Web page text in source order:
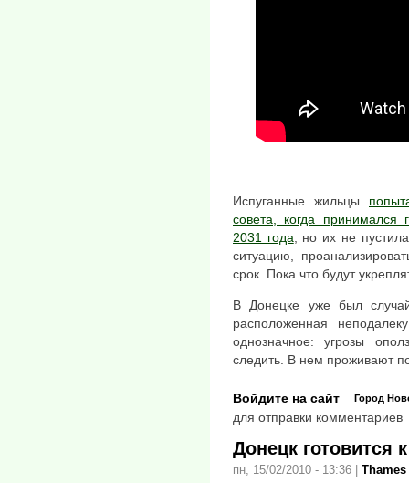
Испуганные жильцы
совета, когда принимался
2031 года , но их не
ситуацию,
срок. Пока что будут
В Донецке уже был
расположенная
однозначное: угрозы
следить. В нем проживают
Город
Войдите на сайт
для отправки комментариев
Донецк
пн, 15/02/2010 - 13:36 | Thames